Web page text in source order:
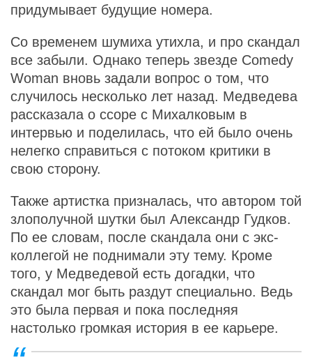
придумывает будущие номера.
Со временем шумиха утихла, и про скандал
все забыли. Однако теперь звезде Comedy
Woman вновь задали вопрос о том, что
случилось несколько лет назад. Медведева
рассказала о ссоре с Михалковым в
интервью и поделилась, что ей было очень
нелегко справиться с потоком критики в
свою сторону.
Также артистка призналась, что автором той
злополучной шутки был Александр Гудков.
По ее словам, после скандала они с экс-
коллегой не поднимали эту тему. Кроме
того, у Медведевой есть догадки, что
скандал мог быть раздут специально. Ведь
это была первая и пока последняя
настолько громкая история в ее карьере.